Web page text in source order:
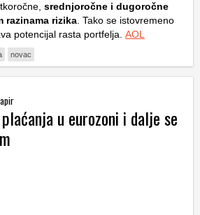
srednjoročne i dugoročne
razinama rizika. Tako se istovremeno
potencijal rasta portfelja. AOL
novac
u eurozoni i dalje se